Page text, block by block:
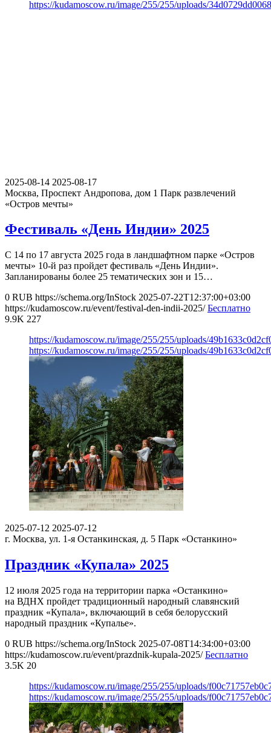
https://kudamoscow.ru/image/255/255/uploads/
2025-08-14 2025-08-17
Москва, Проспект Андропова, дом 1 Парк развлечений
«Остров мечты»
Фестиваль «День Индии» 2025
С 14 по 17 августа 2025 года в ландшафтном парке «Остров
мечты» 10-й раз пройдет фестиваль «День Индии».
Запланированы более 25 тематических зон и 15…
0 RUB https://schema.org/InStock 2025-07-22T12:37:00+03:00
https://kudamoscow.ru/event/festival-den-indii-2025/ Бесплатно
9.9K 227
https://kudamoscow.ru/image/255/255/uploads/
https://kudamoscow.ru/image/255/255/uploads/
2025-07-12 2025-07-12
г. Москва, ул. 1-я Останкинская, д. 5 Парк «Останкино»
Праздник «Купала» 2025
12 июля 2025 года на территории парка «Останкино»
на ВДНХ пройдет традиционный народный славянский
праздник «Купала», включающий в себя белорусский
народный праздник «Купалье».
0 RUB https://schema.org/InStock 2025-07-08T14:34:00+03:00
https://kudamoscow.ru/event/prazdnik-kupala-2025/ Бесплатно
3.5K 20
https://kudamoscow.ru/image/255/255/uploads/
https://kudamoscow.ru/image/255/255/uploads/